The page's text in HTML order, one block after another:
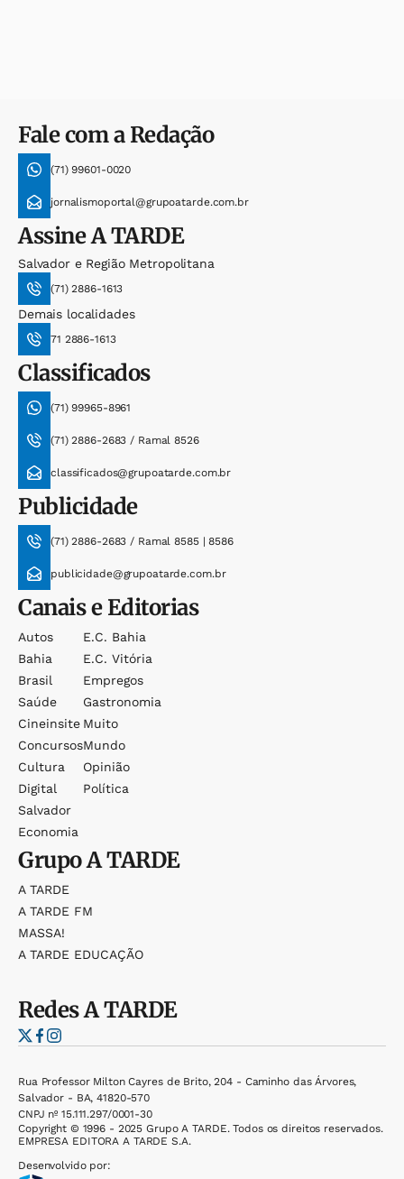
Fale com a Redação
(71) 99601-0020
jornalismoportal@grupoatarde.com.br
AssineA TARDE
Salvador e Região Metropolitana
(71) 2886-1613
Demais localidades
71 2886-1613
Classificados
(71) 99965-8961
(71) 2886-2683 / Ramal 8526
classificados@grupoatarde.com.br
Publicidade
(71) 2886-2683 / Ramal 8585 | 8586
publicidade@grupoatarde.com.br
Canais e Editorias
Autos
Bahia
Brasil
Saúde
Cineinsite
Concursos
Cultura
Digital
Salvador
Economia
E.c. Bahia
E.c. Vitória
Empregos
Gastronomia
Muito
Mundo
Opinião
Política
GrupoA TARDE
A TARDE
A TARDE FM
MASSA!
A TARDE EDUCAÇÃO
RedesA TARDE
Rua Professor Milton Cayres de Brito, 204 - Caminho das Árvores,
Salvador - BA, 41820-570
CNPJ nº 15.111.297/0001-30
Copyright © 1996 - 2025 Grupo A TARDE. Todos os direitos reservados.
EMPRESA EDITORA A TARDE S.A.
Desenvolvido por: